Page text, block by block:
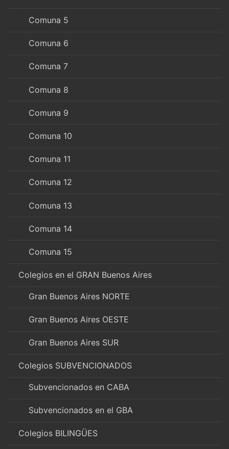
Comuna 5
Comuna 6
Comuna 7
Comuna 8
Comuna 9
Comuna 10
Comuna 11
Comuna 12
Comuna 13
Comuna 14
Comuna 15
Colegios en el GRAN Buenos Aires
Gran Buenos Aires NORTE
Gran Buenos Aires OESTE
Gran Buenos Aires SUR
Colegios SUBVENCIONADOS
Subvencionados en CABA
Subvencionados en el GBA
Colegios BILINGÜES